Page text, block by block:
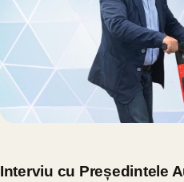
Interviu cu Președintele